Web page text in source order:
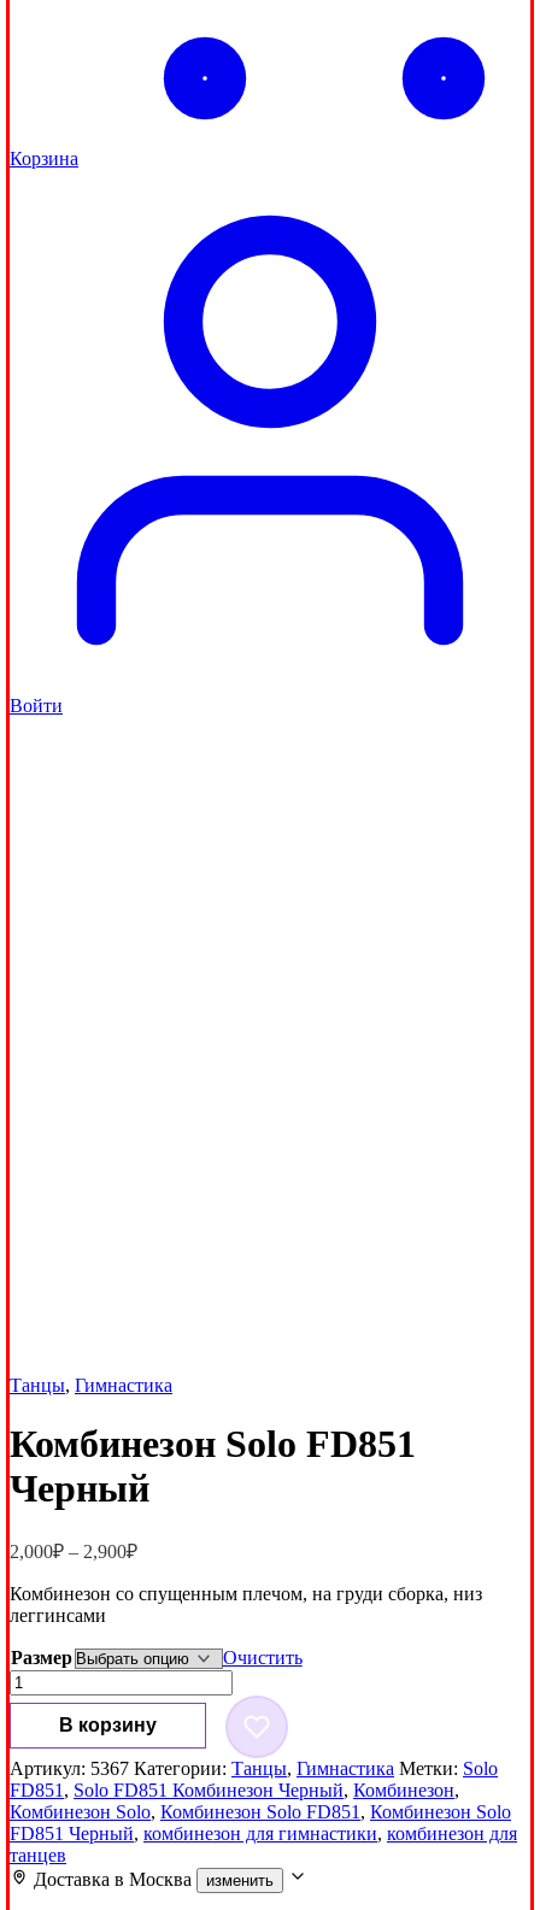
Корзина
Войти
Танцы, Гимнастика
Комбинезон Solo FD851
Черный
2,000₽ – 2,900₽Диапазон
2,000₽
Комбинезон со спущенным плечом, на груди сборка, низ
леггинсами
Размер
Очистить
Количество
товара
Комбинезон
Solo
FD851
Черный
В корзину
Артикул: 5367 Категории: Танцы, Гимнастика Метки: Solo
FD851 , Solo FD851 Комбинезон Черный, Комбинезон,
Комбинезон Solo, Комбинезон Solo FD851 , Комбинезон Solo
FD851 Черный, комбинезон для гимнастики, комбинезон для
танцев
Доставка в Москва изменить